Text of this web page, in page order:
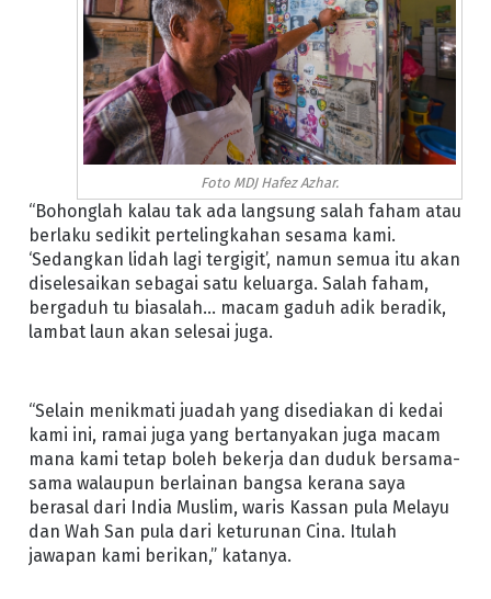
Foto MDJ Hafez Azhar.
“Bohonglah kalau tak ada langsung salah faham atau
berlaku sedikit pertelingkahan sesama kami.
‘Sedangkan lidah lagi tergigit’, namun semua itu akan
diselesaikan sebagai satu keluarga. Salah faham,
bergaduh tu biasalah… macam gaduh adik beradik,
lambat laun akan selesai juga.
“Selain menikmati juadah yang disediakan di kedai
kami ini, ramai juga yang bertanyakan juga macam
mana kami tetap boleh bekerja dan duduk bersama-
sama walaupun berlainan bangsa kerana saya
berasal dari India Muslim, waris Kassan pula Melayu
dan Wah San pula dari keturunan Cina. Itulah
jawapan kami berikan,” katanya.